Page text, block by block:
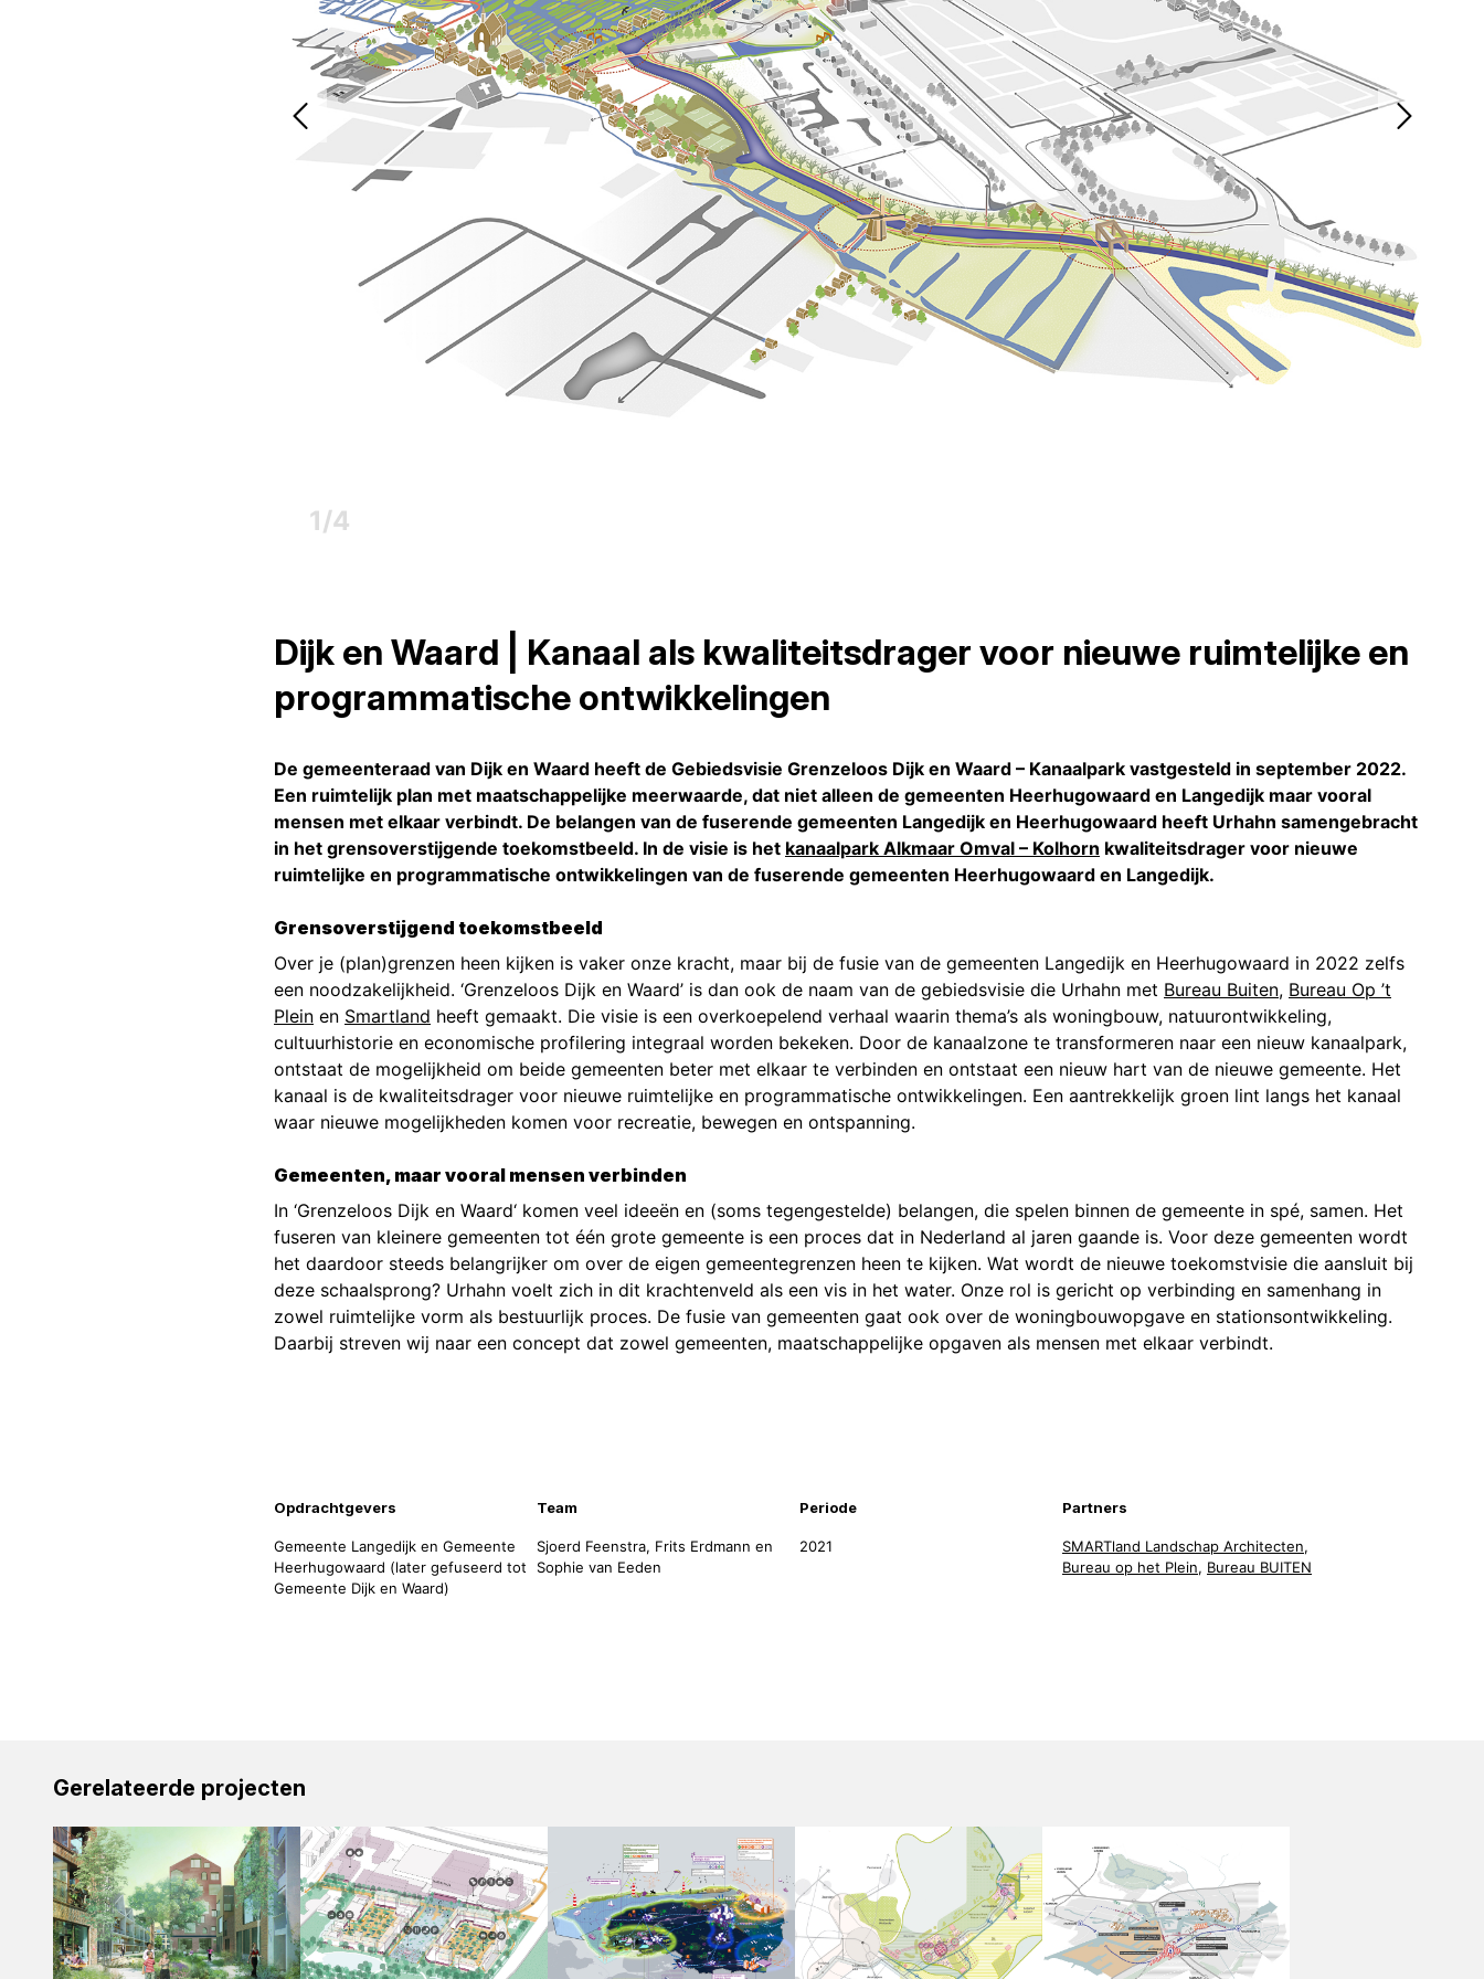
1/4
Dijk en Waard | Kanaal als kwaliteitsdrager voor nieuwe ruimtelijke en
programmatische ontwikkelingen
De gemeenteraad van Dijk en Waard heeft de Gebiedsvisie Grenzeloos Dijk en Waard – Kanaalpark vastgesteld in september 2022.
Een ruimtelijk plan met maatschappelijke meerwaarde, dat niet alleen de gemeenten Heerhugowaard en Langedijk maar vooral
mensen met elkaar verbindt. De belangen van de fuserende gemeenten Langedijk en Heerhugowaard heeft Urhahn samengebracht
in het grensoverstijgende toekomstbeeld. In de visie is het kanaalpark Alkmaar Omval – Kolhorn kwaliteitsdrager voor nieuwe
ruimtelijke en programmatische ontwikkelingen van de fuserende gemeenten Heerhugowaard en Langedijk.
Grensoverstijgend toekomstbeeld
Over je (plan)grenzen heen kijken is vaker onze kracht, maar bij de fusie van de gemeenten Langedijk en Heerhugowaard in 2022 zelfs
een noodzakelijkheid. ‘Grenzeloos Dijk en Waard’ is dan ook de naam van de gebiedsvisie die Urhahn met Bureau Buiten, Bureau Op ’t
Plein en Smartland heeft gemaakt. Die visie is een overkoepelend verhaal waarin thema’s als woningbouw, natuurontwikkeling,
cultuurhistorie en economische profilering integraal worden bekeken. Door de kanaalzone te transformeren naar een nieuw kanaalpark,
ontstaat de mogelijkheid om beide gemeenten beter met elkaar te verbinden en ontstaat een nieuw hart van de nieuwe gemeente. Het
kanaal is de kwaliteitsdrager voor nieuwe ruimtelijke en programmatische ontwikkelingen. Een aantrekkelijk groen lint langs het kanaal
waar nieuwe mogelijkheden komen voor recreatie, bewegen en ontspanning.
Gemeenten, maar vooral mensen verbinden
In ‘Grenzeloos Dijk en Waard‘ komen veel ideeën en (soms tegengestelde) belangen, die spelen binnen de gemeente in spé, samen. Het
fuseren van kleinere gemeenten tot één grote gemeente is een proces dat in Nederland al jaren gaande is. Voor deze gemeenten wordt
het daardoor steeds belangrijker om over de eigen gemeentegrenzen heen te kijken. Wat wordt de nieuwe toekomstvisie die aansluit bij
deze schaalsprong? Urhahn voelt zich in dit krachtenveld als een vis in het water. Onze rol is gericht op verbinding en samenhang in
zowel ruimtelijke vorm als bestuurlijk proces. De fusie van gemeenten gaat ook over de woningbouwopgave en stationsontwikkeling.
Daarbij streven wij naar een concept dat zowel gemeenten, maatschappelijke opgaven als mensen met elkaar verbindt.
Periode
2021
Opdrachtgevers
Gemeente Langedijk en Gemeente
Heerhugowaard (later gefuseerd tot
Gemeente Dijk en Waard)
Partners
SMARTland Landschap Architecten,
Bureau op het Plein, Bureau BUITEN
Team
Sjoerd Feenstra, Frits Erdmann en
Sophie van Eeden
Gerelateerde projecten